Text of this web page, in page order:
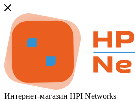
Интернет-магазин HPI Networks